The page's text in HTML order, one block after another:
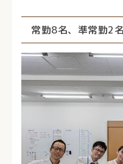
常勤8名、準常勤2